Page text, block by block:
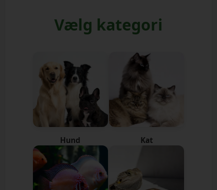
Vælg kategori
Hund Kat